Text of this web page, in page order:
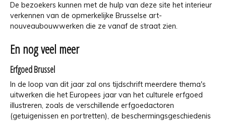
De bezoekers kunnen met de hulp van deze site het interieur
verkennen van de opmerkelijke Brusselse art-
nouveaubouwwerken die ze vanaf de straat zien.
En nog veel meer
Erfgoed Brussel
In de loop van dit jaar zal ons tijdschrift meerdere thema's
uitwerken die het Europees jaar van het culturele erfgoed
illustreren, zoals de verschillende erfgoedactoren
(getuigenissen en portretten), de beschermingsgeschiedenis